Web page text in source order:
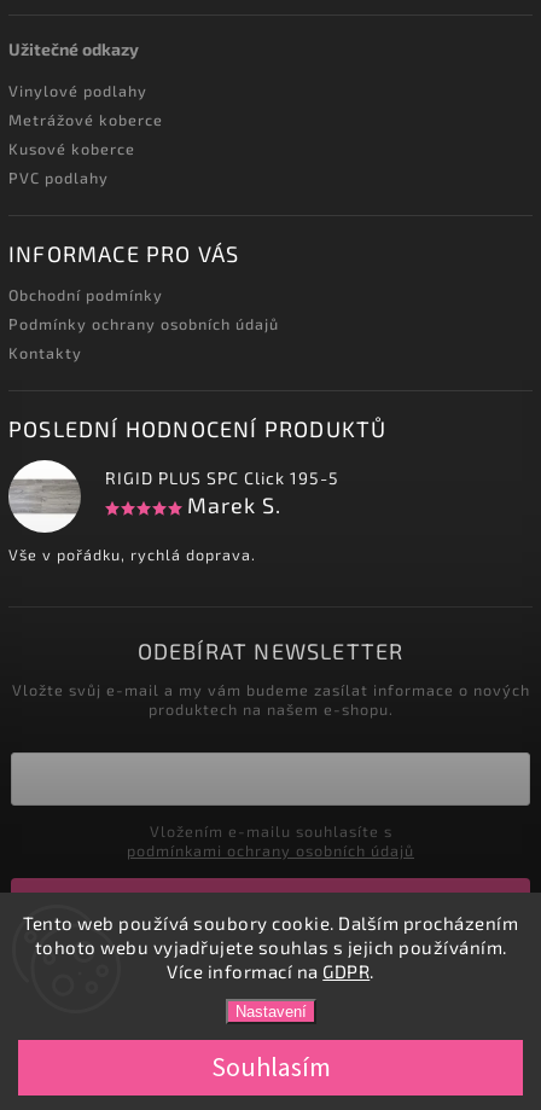
Tento web používá soubory cookie. Dalším procházením
tohoto webu vyjadřujete souhlas s jejich používáním.
Více informací na GDPR.
Nastavení
Souhlasím
Užitečné odkazy
Vinylové podlahy
Metrážové koberce
Kusové koberce
PVC podlahy
INFORMACE PRO VÁS
Obchodní podmínky
Podmínky ochrany osobních údajů
Kontakty
POSLEDNÍ HODNOCENÍ PRODUKTŮ
RIGID PLUS SPC Click 195-5
Marek S.
Vše v pořádku, rychlá doprava.
ODEBÍRAT NEWSLETTER
Vložte svůj e-mail a my vám budeme zasílat informace o nových
produktech na našem e-shopu.
podmínkami ochrany osobních údajů
DADATEX E-shop. Všechna práva vyhrazena.
Shoptet| DesignShoptak.cz.